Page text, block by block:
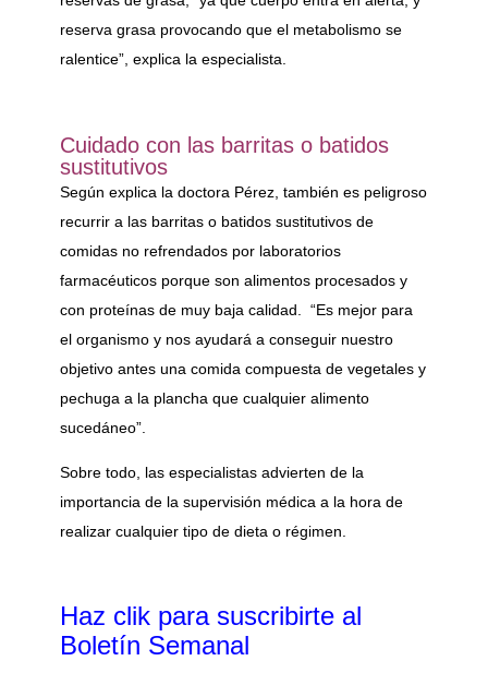
reserva grasa provocando que el metabolismo se
ralentice”, explica la especialista.
Cuidado con las barritas o batidos
sustitutivos
Según explica la doctora Pérez, también es peligroso
recurrir a las barritas o batidos sustitutivos de
comidas no refrendados por laboratorios
farmacéuticos porque son alimentos procesados y
con proteínas de muy baja calidad. “Es mejor para
el organismo y nos ayudará a conseguir nuestro
objetivo antes una comida compuesta de vegetales y
pechuga a la plancha que cualquier alimento
sucedáneo”.
Sobre todo, las especialistas advierten de la
importancia de la supervisión médica a la hora de
realizar cualquier tipo de dieta o régimen.
Haz clik para suscribirte al
Boletín Semanal